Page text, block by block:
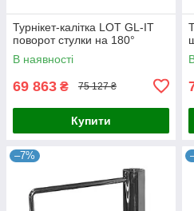
Турнікет-калітка LOT GL-IT
поворот стулки на 180°
В наявності
69 863 ₴ 75 127 ₴
Купити
–7%